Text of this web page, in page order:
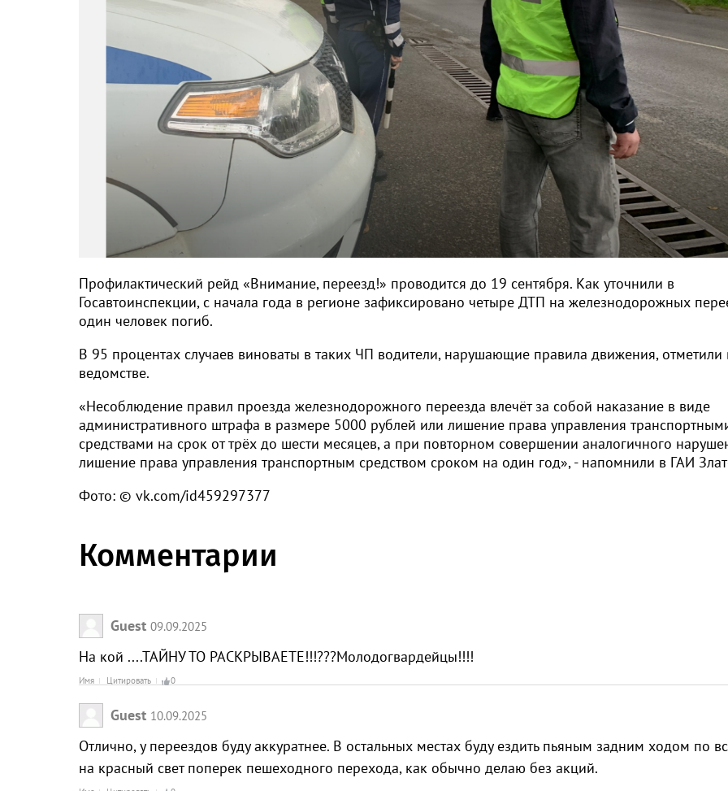
Профилактический рейд «Внимание, переезд!» проводится до 19 сентября. Как уточнили в
Госавтоинспекции, с начала года в регионе зафиксировано четыре ДТП на железнодорожных
один человек погиб.
В 95 процентах случаев виноваты в таких ЧП водители, нарушающие правила движения, отметили
ведомстве.
«Несоблюдение правил проезда железнодорожного переезда влечёт за собой наказание в виде
административного штрафа в размере 5000 рублей или лишение права управления
средствами на срок от трёх до шести месяцев, а при повторном совершении аналогичного
лишение права управления транспортным средством сроком на один год», - напомнили в ГАИ
Фото: © vk.com/id459297377
Комментарии
Guest 09.09.2025
На кой ....ТАЙНУ ТО РАСКРЫВАЕТЕ!!!???Молодогвардейцы!!!!
Имя Цитировать 0
Guest 10.09.2025
Отлично, у переездов буду аккуратнее. В остальных местах буду ездить пьяным задним ходом по
на красный свет поперек пешеходного перехода, как обычно делаю без акций.